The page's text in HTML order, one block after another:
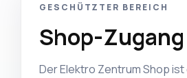
GESCHÜTZTER BEREICH
Shop-Zugang
Der Elektro Zentrum Shop